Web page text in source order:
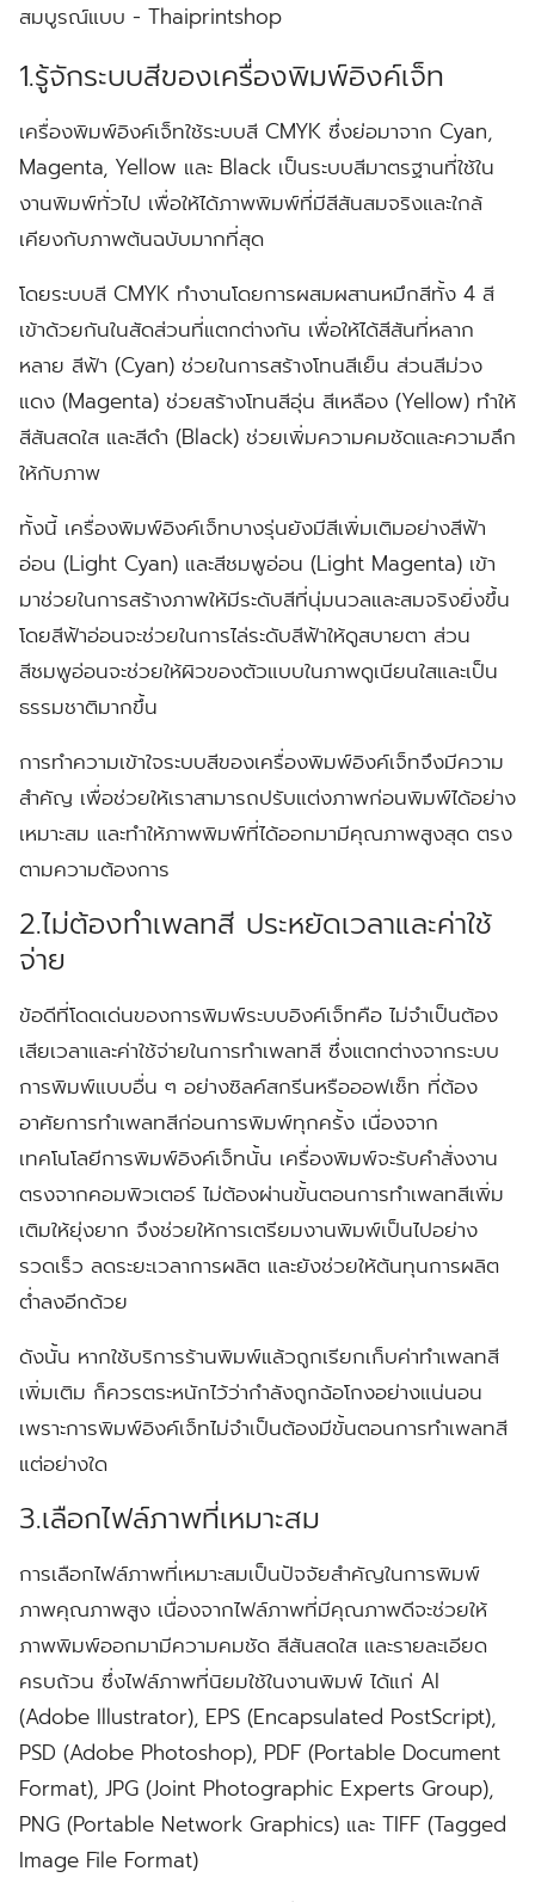
สมบูรณ์แบบ - Thaiprintshop
1.รู้จักระบบสีของเครื่องพิมพ์อิงค์เจ็ท
เครื่องพิมพ์อิงค์เจ็ทใช้ระบบสี CMYK ซึ่งย่อมาจาก Cyan,
Magenta, Yellow และ Black เป็นระบบสีมาตรฐานที่ใช้ใน
งานพิมพ์ทั่วไป เพื่อให้ได้ภาพพิมพ์ที่มีสีสันสมจริงและใกล้
เคียงกับภาพต้นฉบับมากที่สุด
โดยระบบสี CMYK ทำงานโดยการผสมผสานหมึกสีทั้ง 4 สี
เข้าด้วยกันในสัดส่วนที่แตกต่างกัน เพื่อให้ได้สีสันที่หลาก
หลาย สีฟ้า (Cyan) ช่วยในการสร้างโทนสีเย็น ส่วนสีม่วง
แดง (Magenta) ช่วยสร้างโทนสีอุ่น สีเหลือง (Yellow) ทำให้
สีสันสดใส และสีดำ (Black) ช่วยเพิ่มความคมชัดและความลึก
ให้กับภาพ
ทั้งนี้ เครื่องพิมพ์อิงค์เจ็ทบางรุ่นยังมีสีเพิ่มเติมอย่างสีฟ้า
อ่อน (Light Cyan) และสีชมพูอ่อน (Light Magenta) เข้า
มาช่วยในการสร้างภาพให้มีระดับสีที่นุ่มนวลและสมจริงยิ่งขึ้น
โดยสีฟ้าอ่อนจะช่วยในการไล่ระดับสีฟ้าให้ดูสบายตา ส่วน
สีชมพูอ่อนจะช่วยให้ผิวของตัวแบบในภาพดูเนียนใสและเป็น
ธรรมชาติมากขึ้น
การทำความเข้าใจระบบสีของเครื่องพิมพ์อิงค์เจ็ทจึงมีความ
สำคัญ เพื่อช่วยให้เราสามารถปรับแต่งภาพก่อนพิมพ์ได้อย่าง
เหมาะสม และทำให้ภาพพิมพ์ที่ได้ออกมามีคุณภาพสูงสุด ตรง
ตามความต้องการ
2.ไม่ต้องทำเพลทสี ประหยัดเวลาและค่าใช้
จ่าย
ข้อดีที่โดดเด่นของการพิมพ์ระบบอิงค์เจ็ทคือ ไม่จำเป็นต้อง
เสียเวลาและค่าใช้จ่ายในการทำเพลทสี ซึ่งแตกต่างจากระบบ
การพิมพ์แบบอื่น ๆ อย่างซิลค์สกรีนหรือออฟเซ็ท ที่ต้อง
อาศัยการทำเพลทสีก่อนการพิมพ์ทุกครั้ง เนื่องจาก
เทคโนโลยีการพิมพ์อิงค์เจ็ทนั้น เครื่องพิมพ์จะรับคำสั่งงาน
ตรงจากคอมพิวเตอร์ ไม่ต้องผ่านขั้นตอนการทำเพลทสีเพิ่ม
เติมให้ยุ่งยาก จึงช่วยให้การเตรียมงานพิมพ์เป็นไปอย่าง
รวดเร็ว ลดระยะเวลาการผลิต และยังช่วยให้ต้นทุนการผลิต
ต่ำลงอีกด้วย
ดังนั้น หากใช้บริการร้านพิมพ์แล้วถูกเรียกเก็บค่าทำเพลทสี
เพิ่มเติม ก็ควรตระหนักไว้ว่ากำลังถูกฉ้อโกงอย่างแน่นอน
เพราะการพิมพ์อิงค์เจ็ทไม่จำเป็นต้องมีขั้นตอนการทำเพลทสี
แต่อย่างใด
3.เลือกไฟล์ภาพที่เหมาะสม
การเลือกไฟล์ภาพที่เหมาะสมเป็นปัจจัยสำคัญในการพิมพ์
ภาพคุณภาพสูง เนื่องจากไฟล์ภาพที่มีคุณภาพดีจะช่วยให้
ภาพพิมพ์ออกมามีความคมชัด สีสันสดใส และรายละเอียด
ครบถ้วน ซึ่งไฟล์ภาพที่นิยมใช้ในงานพิมพ์ ได้แก่ AI
(Adobe Illustrator), EPS (Encapsulated PostScript),
PSD (Adobe Photoshop), PDF (Portable Document
Format), JPG (Joint Photographic Experts Group),
PNG (Portable Network Graphics) และ TIFF (Tagged
Image File Format)